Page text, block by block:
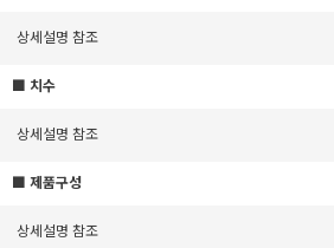
상세설명 참조
■ 치수
상세설명 참조
■ 제품구성
상세설명 참조